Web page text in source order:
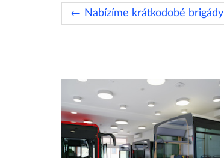
← Nabízíme krátkodobé brigády